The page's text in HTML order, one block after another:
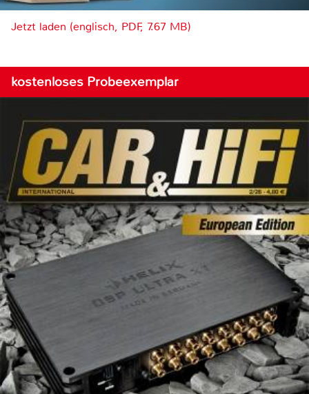
Jetzt laden (englisch, PDF, 7.67 MB)
kostenloses Probeexemplar